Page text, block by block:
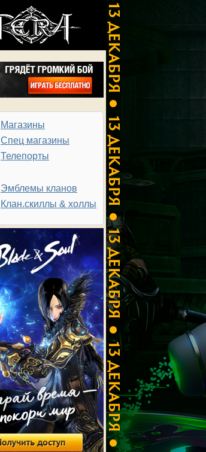
Магазины
Спец магазины
Телепорты
Эмблемы кланов
Клан.скиллы & холлы